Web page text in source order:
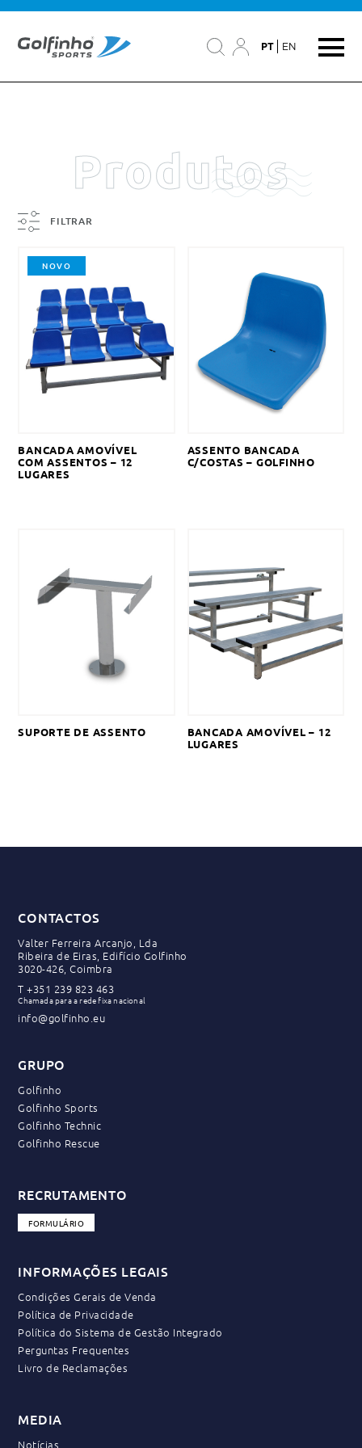
PT EN
Produtos
FILTRAR
NOVO
BANCADA AMOVÍVEL
COM ASSENTOS – 12
LUGARES
ASSENTO BANCADA
C/COSTAS – GOLFINHO
SUPORTE DE ASSENTO
BANCADA AMOVÍVEL – 12
LUGARES
CONTACTOS
Valter Ferreira Arcanjo, Lda
Ribeira de Eiras, Edifício Golfinho
3020-426, Coimbra
T+351 239 823 463
Chamada para a rede fixa nacional
info@golfinho.eu
GRUPO
Golfinho
Golfinho Sports
Golfinho Technic
Golfinho Rescue
RECRUTAMENTO
FORMULÁRIO
INFORMAÇÕES LEGAIS
Condições Gerais de Venda
Política de Privacidade
Política do Sistema de Gestão Integrado
Perguntas Frequentes
Livro de Reclamações
MEDIA
Notícias